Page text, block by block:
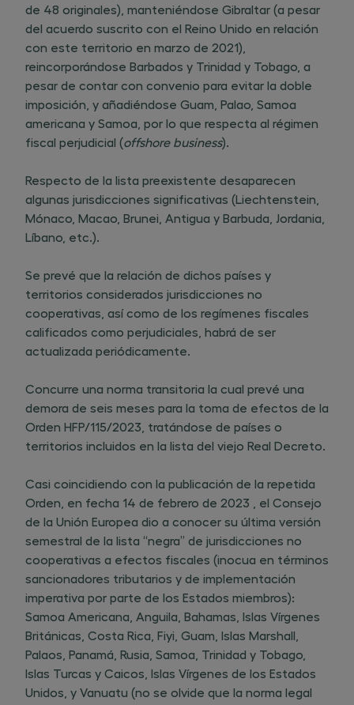
de 48 originales), manteniéndose Gibraltar (a pesar
del acuerdo suscrito con el Reino Unido en relación
con este territorio en marzo de 2021),
reincorporándose Barbados y Trinidad y Tobago, a
pesar de contar con convenio para evitar la doble
imposición, y añadiéndose Guam, Palao, Samoa
americana y Samoa, por lo que respecta al régimen
fiscal perjudicial (offshore business).
Respecto de la lista preexistente desaparecen
algunas jurisdicciones significativas (Liechtenstein,
Mónaco, Macao, Brunei, Antigua y Barbuda, Jordania,
Líbano, etc.).
Se prevé que la relación de dichos países y
territorios considerados jurisdicciones no
cooperativas, así como de los regímenes fiscales
calificados como perjudiciales, habrá de ser
actualizada periódicamente.
Concurre una norma transitoria la cual prevé una
demora de seis meses para la toma de efectos de la
Orden HFP/115/2023, tratándose de países o
territorios incluidos en la lista del viejo Real Decreto.
Casi coincidiendo con la publicación de la repetida
Orden, en fecha 14 de febrero de 2023 , el Consejo
de la Unión Europea dio a conocer su última versión
semestral de la lista “negra” de jurisdicciones no
cooperativas a efectos fiscales (inocua en términos
sancionadores tributarios y de implementación
imperativa por parte de los Estados miembros):
Samoa Americana, Anguila, Bahamas, Islas Vírgenes
Británicas, Costa Rica, Fiyi, Guam, Islas Marshall,
Palaos, Panamá, Rusia, Samoa, Trinidad y Tobago,
Islas Turcas y Caicos, Islas Vírgenes de los Estados
Unidos, y Vanuatu (no se olvide que la norma legal